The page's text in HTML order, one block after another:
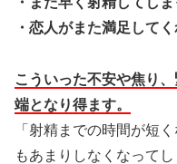
・恋人がまた満足して
こういった不安や焦り
端となり得ます。
「射精までの時間が短
もあまりしなくなって